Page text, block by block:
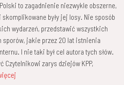
to zagadnienie niezwykle obszerne,
były jej losy. Nie sposób
wydarzeń, przedstawić wszystkich
sporów, jakie przez 20 lat istnienia
I nie taki był cel autora tych słów.
Czytelnikowi zarys dziejów KPP,